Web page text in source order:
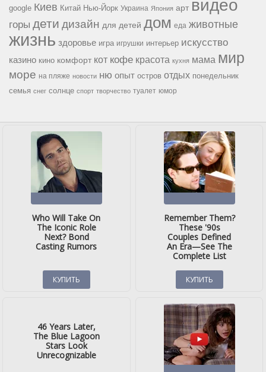
google Киев Китай Нью-Йорк Украина Япония арт видео
горы дети дизайн для детей дом еда животные
жизнь здоровье игра игрушки интерьер искусство
казино кино комфорт кот кофе красота кухня мама мир
море на пляже новости ню опыт остров отдых понедельник
семья снег солнце спорт творчество туалет юмор